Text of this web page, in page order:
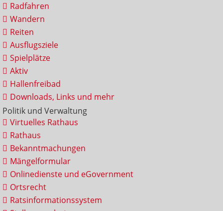
Radfahren
Wandern
Reiten
Ausflugsziele
Spielplätze
Aktiv
Hallenfreibad
Downloads, Links und mehr
Politik und Verwaltung
Virtuelles Rathaus
Rathaus
Bekanntmachungen
Mängelformular
Onlinedienste und eGovernment
Ortsrecht
Ratsinformationssystem